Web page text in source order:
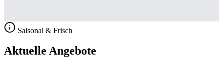
Saisonal & Frisch
Aktuelle Angebote